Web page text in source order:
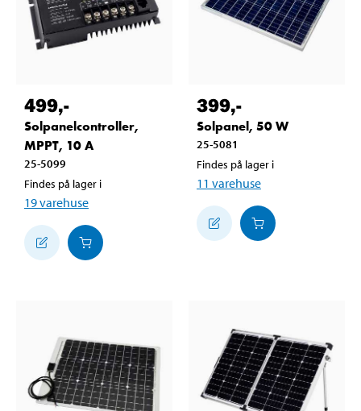
499,-
Solpanelcontroller,
MPPT, 10 A
25-5099
Findes på lager i
19varehuse
399,-
Solpanel, 50 W
25-5081
Findes på lager i
11 varehuse